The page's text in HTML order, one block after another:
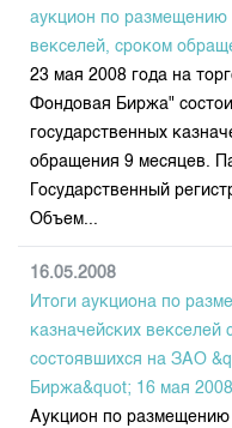
аукцион по размещению
векселей, сроком
23 мая 2008 года на
Фондовая Биржа"
государственных
обращения 9 месяцев.
Государственный
Объем...
16.05.2008
Итоги аукциона по
казначейских
состоявшихся на ЗАО
Биржа&quot; 16 мая
Аукцион по размещению